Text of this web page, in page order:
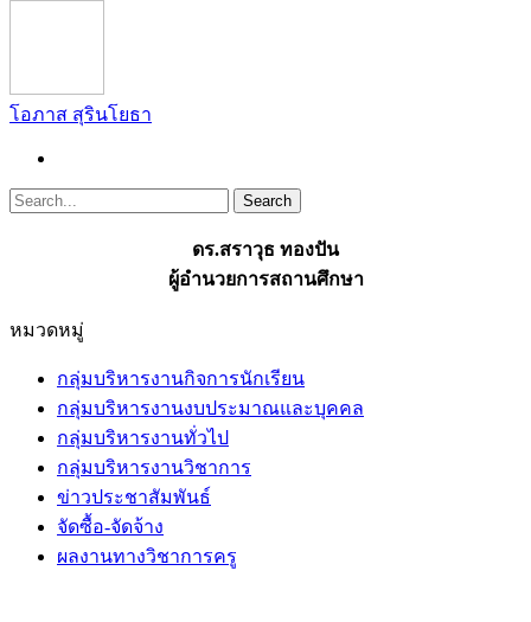
โอภาส สุรินโยธา
ดร.สราวุธ ทองปัน
ผู้อำนวยการสถานศึกษา
หมวดหมู่
กลุ่มบริหารงานกิจการนักเรียน
กลุ่มบริหารงานงบประมาณและบุคคล
กลุ่มบริหารงานทั่วไป
กลุ่มบริหารงานวิชาการ
ข่าวประชาสัมพันธ์
จัดซื้อ-จัดจ้าง
ผลงานทางวิชาการครู